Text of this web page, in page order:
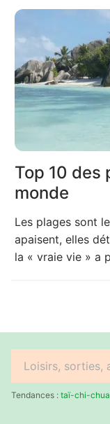
Top 10 des
monde
Les plages sont
apaisent, elles
la « vraie vie » a
Rechercher
:Tendances : taï-chi-